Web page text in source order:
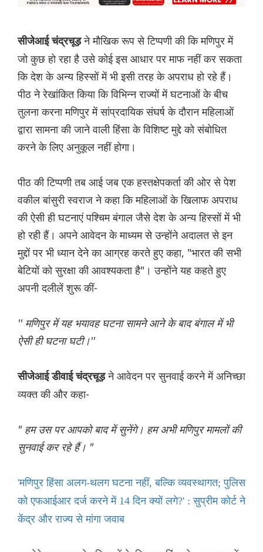
सीजेआई चंद्रचूड़ने मौखिक रूप से टिप्पणी की कि मणिपुर में
जो कुछ हो रहा है उसे कोई इस आधार पर माफ नहीं कर सकता
कि देश के अन्य हिस्सों में भी इसी तरह के अपराध हो रहे हैं।
पीठ ने रेखांकित किया कि विभिन्न राज्यों में घटनाओं के बीच
तुलना करना मणिपुर में सांप्रदायिक संघर्ष के दौरान महिलाओं
द्वारा सामना की जाने वाली हिंसा के विशिष्ट मुद्दे को संबोधित
करने के लिए अनुकूल नहीं होगा।
पीठ की टिप्पणी तब आई जब एक हस्तक्षेपकर्ता की ओर से पेश
वकील बांसुरी स्वराज ने कहा कि महिलाओं के खिलाफ अपराध
की ऐसी ही घटनाएं पश्चिम बंगाल जैसे देश के अन्य हिस्सों में भी
हो रही हैं। अपने आवेदन के माध्यम से उन्होंने अदालत से इन
मुद्दों पर भी ध्यान देने का आग्रह करते हुए कहा, "भारत की सभी
बेटियों को सुरक्षा की आवश्यकता है"। उन्होंने यह कहते हुए
अपनी दलीलें शुरू कीं-
'' मणिपुर में यह भयावह घटना सामने आने के बाद बंगाल में भी
ऐसी ही घटना घटी।''
सीजेआई डीवाई चंद्रचूड़ने आवेदन पर सुनवाई करने में अनिच्छा
व्यक्त की और कहा-
" हम उस पर आपको बाद में सुनेंगे। हम अभी मणिपुर मामलों की
सुनवाई कर रहे हैं। "
'मणिपुर हिंसा अलग-थलग घटना नहीं, बल्कि व्यवस्थागत; पुलिस
को एफआईआर दर्ज करने में 14 दिन क्यों लगे?' : सुप्रीम कोर्ट ने
केंद्र और राज्य से मांगा जवाब